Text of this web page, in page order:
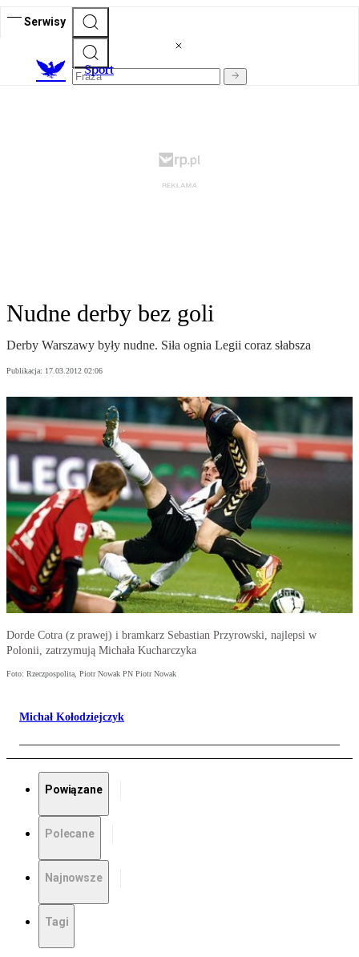
Serwisy
Sport
Nudne derby bez goli
Derby Warszawy były nudne. Siła ognia Legii coraz słabsza
Publikacja: 17.03.2012 02:06
Dorde Cotra (z prawej) i bramkarz Sebastian Przyrowski, najlepsi w
Polonii, zatrzymują Michała Kucharczyka
Foto: Rzeczpospolita, Piotr Nowak PN Piotr Nowak
Michał Kołodziejczyk
Powiązane
Polecane
Najnowsze
Tagi